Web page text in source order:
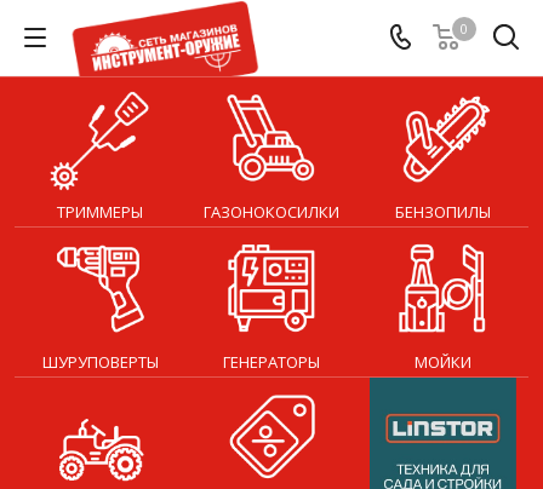
0
ТРИММЕРЫ ГАЗОНОКОСИЛКИ БЕНЗОПИЛЫ
ШУРУПОВЕРТЫ ГЕНЕРАТОРЫ МОЙКИ